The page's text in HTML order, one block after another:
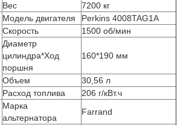
Вес
7200 кг
Модель двигателя
Perkins 4008TAG1A
Скорость
1500 об/мин
Диаметр
цилиндра*Ход
поршня
160*190 мм
Объем
30,56 л
Расход топлива
206 г/кВт.ч
Марка
альтернатора
Farrand